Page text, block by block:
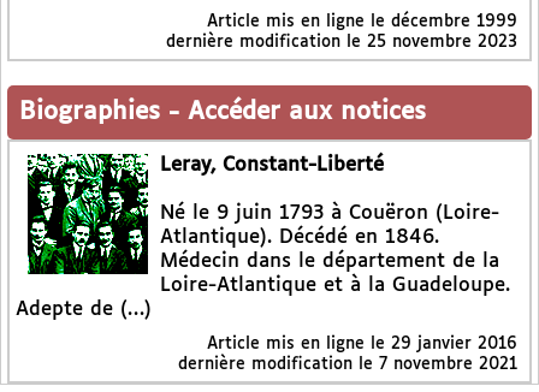
Article mis en ligne le décembre 1999
dernière modification le 25 novembre 2023
Biographies - Accéder aux notices
Leray, Constant-Liberté
Né le 9 juin 1793 à Couëron (Loire-
Atlantique). Décédé en 1846.
Médecin dans le département de la
Loire-Atlantique et à la Guadeloupe.
Adepte de (…)
Article mis en ligne le 29 janvier 2016
dernière modification le 7 novembre 2021